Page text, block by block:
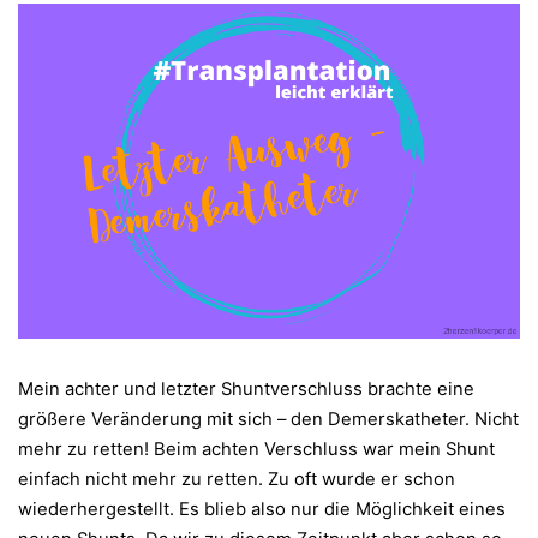
Mein achter und letzter Shuntverschluss brachte eine
größere Veränderung mit sich – den Demerskatheter. Nicht
mehr zu retten! Beim achten Verschluss war mein Shunt
einfach nicht mehr zu retten. Zu oft wurde er schon
wiederhergestellt. Es blieb also nur die Möglichkeit eines